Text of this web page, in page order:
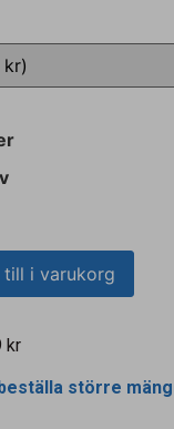
till i varukorg
kr
större